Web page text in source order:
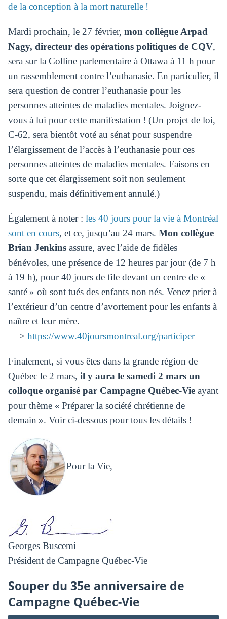
de la conception à la mort naturelle !
Mardi prochain, le 27 février, mon collègue Arpad
Nagy, directeur des opérations politiques de CQV,
sera sur la Colline parlementaire à Ottawa à 11 h pour
un rassemblement contre l’euthanasie. En particulier, il
sera question de contrer l’euthanasie pour les
personnes atteintes de maladies mentales. Joignez-
vous à lui pour cette manifestation ! (Un projet de loi,
C-62, sera bientôt voté au sénat pour suspendre
l’élargissement de l’accès à l’euthanasie pour ces
personnes atteintes de maladies mentales. Faisons en
sorte que cet élargissement soit non seulement
suspendu, mais définitivement annulé.)
Également à noter : les 40 jours pour la vie à Montréal
sont en cours, et ce, jusqu’au 24 mars. Mon collègue
Brian Jenkinsassure, avec l’aide de fidèles
bénévoles, une présence de 12 heures par jour (de 7 h
à 19 h), pour 40 jours de file devant un centre de «
santé » où sont tués des enfants non nés. Venez prier à
l’extérieur d’un centre d’avortement pour les enfants à
naître et leur mère.
==> https://www.40joursmontreal.org/participer
Finalement, si vous êtes dans la grande région de
Québec le 2 mars, il y aura le samedi 2 mars un
colloque organisé par Campagne Québec-Vieayant
pour thème « Préparer la société chrétienne de
demain ». Voir ci-dessous pour tous les détails !
Pour la Vie,
Georges Buscemi
Président de Campagne Québec-Vie
Souper du 35e anniversaire de
Campagne Québec-Vie